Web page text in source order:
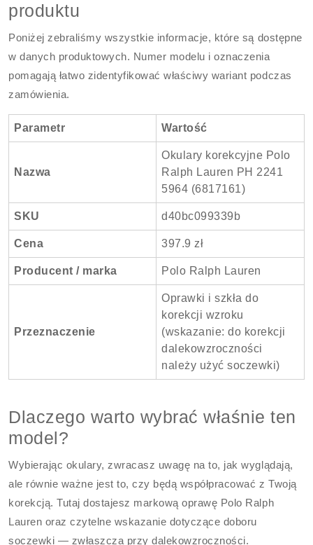
produktu
Poniżej zebraliśmy wszystkie informacje, które są dostępne
w danych produktowych. Numer modelu i oznaczenia
pomagają łatwo zidentyfikować właściwy wariant podczas
zamówienia.
Parametr Wartość
Nazwa
Okulary korekcyjne Polo
Ralph Lauren PH 2241
5964 (6817161)
SKU d40bc099339b
Cena 397.9 zł
Producent / marka Polo Ralph Lauren
Przeznaczenie
Oprawki i szkła do
korekcji wzroku
(wskazanie: do korekcji
dalekowzroczności
należy użyć soczewki)
Dlaczego warto wybrać właśnie ten
model?
Wybierając okulary, zwracasz uwagę na to, jak wyglądają,
ale równie ważne jest to, czy będą współpracować z Twoją
korekcją. Tutaj dostajesz markową oprawę Polo Ralph
Lauren oraz czytelne wskazanie dotyczące doboru
soczewki — zwłaszcza przy dalekowzroczności.